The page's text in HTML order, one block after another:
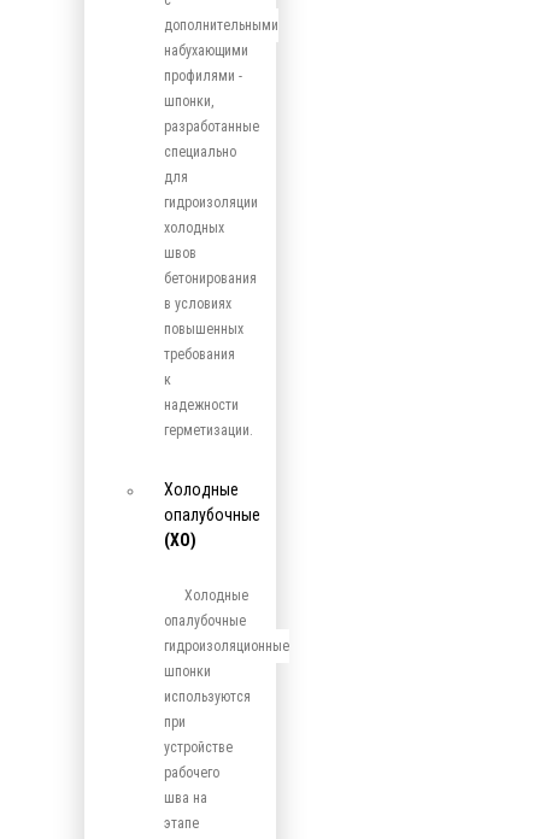
дополнительными
набухающими
профилями -
шпонки,
разработанные
специально
для
гидроизоляции
холодных
швов
бетонирования
в условиях
повышенных
требования
к
надежности
герметизации.
Холодные
опалубочные
(ХО)
Холодные
опалубочные
гидроизоляционные
шпонки
используются
при
устройстве
рабочего
шва на
этапе